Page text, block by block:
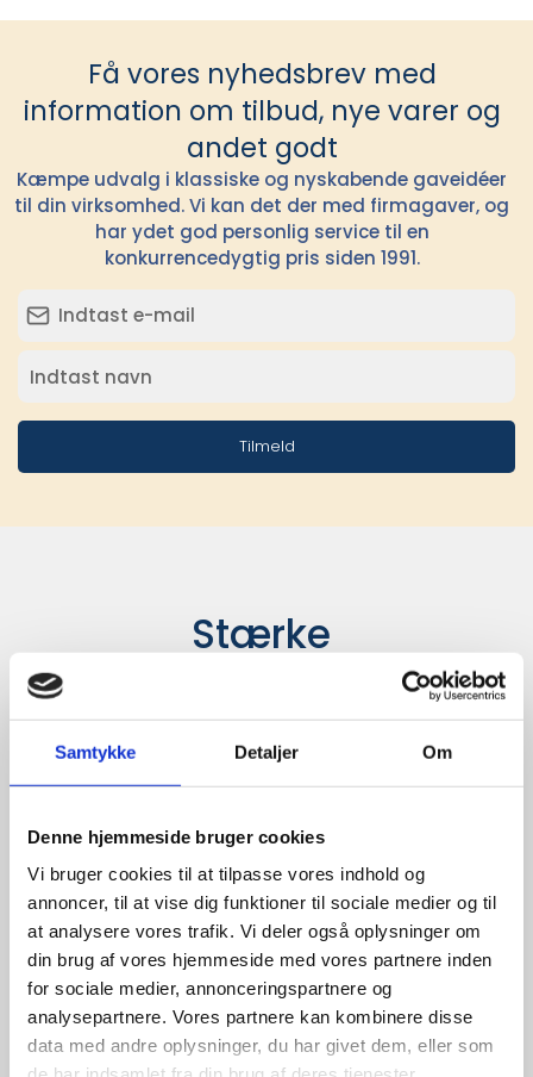
Samtykke Detaljer Om
Denne hjemmeside bruger cookies
Vi bruger cookies til at tilpasse vores indhold og
annoncer, til at vise dig funktioner til sociale medier og til
at analysere vores trafik. Vi deler også oplysninger om
din brug af vores hjemmeside med vores partnere inden
for sociale medier, annonceringspartnere og
analysepartnere. Vores partnere kan kombinere disse
data med andre oplysninger, du har givet dem, eller som
Få vores nyhedsbrev med
information om tilbud, nye varer og
andet godt
Kæmpe udvalg i klassiske og nyskabende gaveidéer
til din virksomhed. Vi kan det der med firmagaver, og
har ydet god personlig service til en
konkurrencedygtig pris siden 1991.
Tilmeld
Stærke
giver større
udvalg
For at sikre høj kvalitet og stor
leveringssikkerhed samarbejder vi
med de største og mest
anerkendte leverandører inden for
promotion.